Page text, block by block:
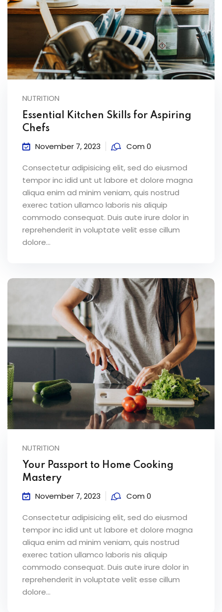
NUTRITION
Essential Kitchen Skills for Aspiring
Chefs
November 7, 2023 Com 0
Consectetur adipisicing elit, sed do eiusmod
tempor inc idid unt ut labore et dolore magna
aliqua enim ad minim veniam, quis nostrud
exerec tation ullamco laboris nis aliquip
commodo consequat. Duis aute irure dolor in
reprehenderit in voluptate velit esse cillum
dolore...
NUTRITION
Your Passport to Home Cooking
Mastery
November 7, 2023 Com 0
Consectetur adipisicing elit, sed do eiusmod
tempor inc idid unt ut labore et dolore magna
aliqua enim ad minim veniam, quis nostrud
exerec tation ullamco laboris nis aliquip
commodo consequat. Duis aute irure dolor in
reprehenderit in voluptate velit esse cillum
dolore...